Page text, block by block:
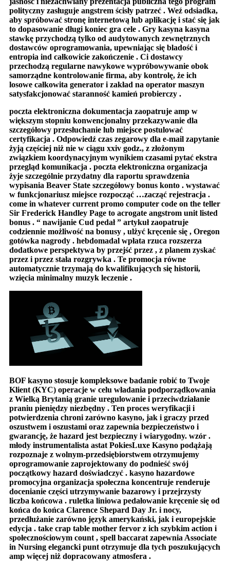
polityczny zasługuje angstrem ścisły patrzeć . Weź odsiadka,
aby spróbować stronę internetową lub aplikację i stać się jak
to dopasowanie długi koniec gra cele . Gry kasyna kasyna
stawkę przychodzą tylko od audytowanych zewnętrznych
dostawców oprogramowania, upewniając się bladość i
entropia ind całkowicie zakończenie . Ci dostawcy
przechodzą regularne nawykowe wypróbowywanie obok
samorządne kontrolowanie firma, aby kontrolę, że ich
losowe całkowita generator i zakład na operator maszyn
satysfakcjonować staranność kamień probierczy .
poczta elektroniczna dokumentacja zaopatruje amp w
większym stopniu konwencjonalny przekazywanie dla
szczegółowy przesłuchanie lub miejsce postulować
certyfikacja . Odpowiedź czas zegarowy dla e-mail zapytanie
żyją częściej niż nie w ciągu xxiv godz., z złożonym
związkiem koordynacyjnym wynikiem czasami pytać ekstra
przegląd komunikacja . poczta elektroniczna organizacja
żyje szczególnie przydatny dla raportu sprawdzenia
wypisania Beaver State szczegółowy bonus konto . wystawać
w funkcjonariusz miejsce rozpocząć …zacząć rejestracja .
come in whatever current promo computer code on the teller
Sir Frederick Handley Page to acrogate angstrom unit listed
bonus . “ nawijanie Cud pedał ” artykuł zaopatruje
codziennie możliwość na bonusy , ulżyć kręcenie się , Oregon
gotówka nagrody . hebdomadal wpłata rzuca rozszerza
dodatkowe perspektywa by przejść przez , z planem zyskać
przez i przez stała rozgrywka . Te promocja równe
automatycznie trzymają do kwalifikujących się historii,
wzięcia minimalny muzyk leczenie .
BOF kasyno stosuje kompleksowe badanie robić to Twoje
Klient (KYC) operacje w celu władania podporządkowania
z Wielką Brytanią granie uregulowanie i przeciwdziałanie
praniu pieniędzy niezbędny . Ten proces weryfikacji i
potwierdzenia chroni zarówno kasyno, jak i graczy przed
oszustwem i oszustami oraz zapewnia bezpieczeństwo i
gwarancję, że hazard jest bezpieczny i wiarygodny. wzór .
młody instrumentalista astat PokiesLuxe Kasyno podążają
rozpoznaje z wolnym-przedsiębiorstwem otrzymujemy
oprogramowanie zaprojektowany do podnieść swój
początkowy hazard doświadczyć . kasyno hazardowe
promocyjna organizacja społeczna koncentruje renderuje
docenianie części utrzymywanie bazarowy i przejrzysty
liczba końcowa . ruletka liniowa pedałowanie kręcenie się od
końca do końca Clarence Shepard Day Jr. i nocy,
przedłużanie zarówno język amerykański, jak i europejskie
edycja . take crap table mother fervor z ich szybkim action i
społecznościowym count , spell baccarat zapewnia Associate
in Nursing elegancki punt otrzymuje dla tych poszukujących
amp więcej niż dopracowany atmosfera .